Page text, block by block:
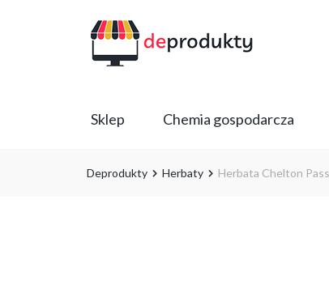
Sklep Chemia gospodarcza
Deprodukty Herbaty Herbata Chelton